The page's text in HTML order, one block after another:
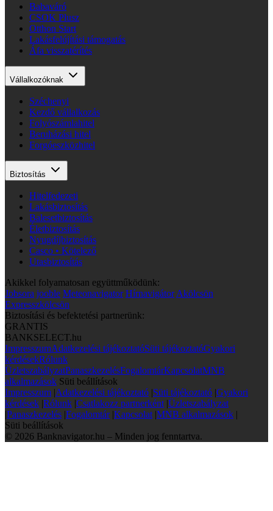
Babaváró
CSOK Plusz
Otthon Start
Lakásfelújítási támogatás
Áfa visszatérítés
Vállalkozóknak
Széchenyi
Kezdő vállalkozás
Folyószámlahitel
Beruházási hitel
Forgóeszközhitel
Biztosítás
Hitelfedezeti
Lakásbiztosítás
Balesetbiztosítás
Életbiztosítás
Nyugdíjbiztosítás
Casco • Kötelező
Utasbiztosítás
Akikkel folyamatosan együttműködünk:
Jobsora jooble Meteonavigator Hírnavigátor Akölcsön
Expresszkölcsön
Biztosítási és befektetési partnerünk:
GRANTIS
BANKSELECT.hu
ImpresszumAdatkezelési tájékoztatóSüti tájékoztatóGyakori
kérdésekRólunk
ÜzletszabályzatPanaszkezelésFogalomtárKapcsolatMNB
alkalmazások Süti beállítások
Impresszum |Adatkezelési tájékoztató |Süti tájékoztató |Gyakori
kérdések |Rólunk |Csatlakozz partnerként |Üzletszabályzat
|Panaszkezelés |Fogalomtár |Kapcsolat |MNB alkalmazások |
Süti beállítások
© 2026 Banknavigator.hu – Minden jog fenntartva.